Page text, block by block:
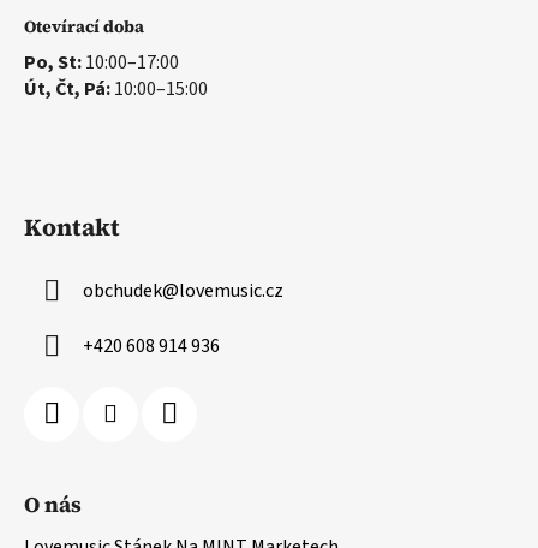
Otevírací doba
Po, St:10:00–17:00
Út, Čt, Pá:10:00–15:00
Kontakt
obchudek@lovemusic.cz
+420 608 914 936
O nás